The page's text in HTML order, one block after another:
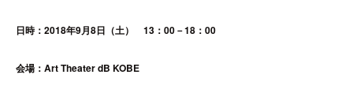
日時：2018年9月8日（土） 13：00－18：00
会場：Art Theater dB KOBE